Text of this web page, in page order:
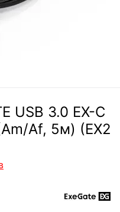
USB 3.0 EX-C
Af, 5м) (EX2